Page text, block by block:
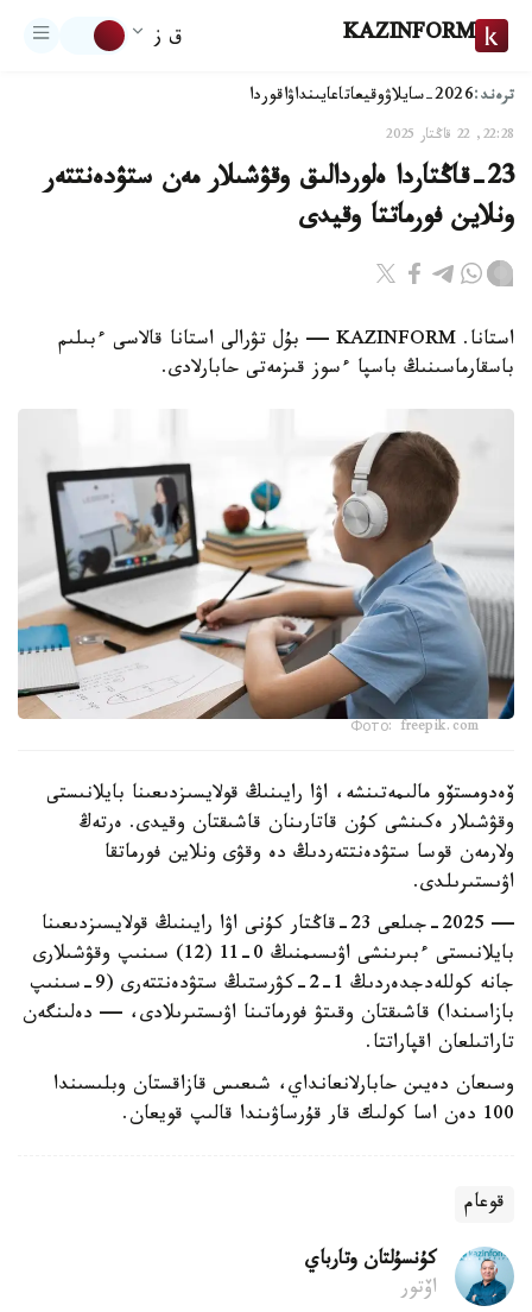
KAZINFORM ق ز
ترەند:2026-سايلاۋ وقيعاتاعايىنداۋاقوردا
22:28, 22 قاڭتار 2025
23-قاڭتاردا ەلوردالىق وقۋشىلار مەن ستۋدەنتتەر
ونلاين فورماتتا وقيدى
استانا. KAZINFORM — بۇل تۋرالى استانا قالاسى ءبىلىم
باسقارماسىنىڭ باسپا ءسوز قىزمەتى حابارلادى.
Фото: freepik.com
ۆەدومستۆو مالىمەتىنشە، اۋا رايىنىڭ قولايسىزدىعىنا بايلانىستى
وقۋشىلار ەكىنشى كۇن قاتارىنان قاشىقتان وقيدى. ەرتەڭ
ولارمەن قوسا ستۋدەنتتەردىڭ دە وقۋى ونلاين فورماتقا
اۋىستىرىلدى.
— 2025-جىلعى 23-قاڭتار كۇنى اۋا رايىنىڭ قولايسىزدىعىنا
بايلانىستى ءبىرىنشى اۋىسىمنىڭ 0-11 (12) سىنىپ وقۋشىلارى
جانە كوللەدجدەردىڭ 1-2-كۋرستىڭ ستۋدەنتتەرى (9-سىنىپ
بازاسىندا) قاشىقتان وقىتۋ فورماتىنا اۋىستىرىلادى، — دەلىنگەن
تاراتىلعان اقپاراتتا.
وسىعان دەيىن حابارلانعانداي، شىعىس قازاقستان وبلىسىندا
100 دەن اسا كولىك قار قۇرساۋىندا قالىپ قويعان.
قوعام
كۇنسۇلتان وتارباي
اۆتور